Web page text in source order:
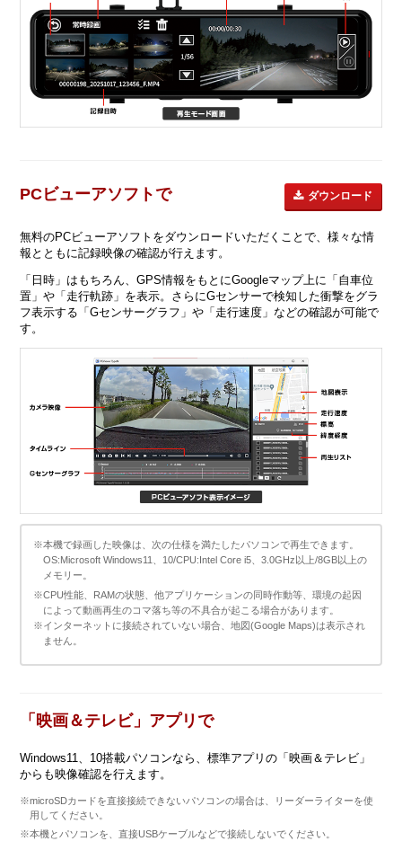
PCビューアソフトで ダウンロード
無料のPCビューアソフトをダウンロードいただくことで、様々な情
報とともに記録映像の確認が行えます。
「日時」はもちろん、GPS情報をもとにGoogleマップ上に「自車位
置」や「走行軌跡」を表示。さらにGセンサーで検知した衝撃をグラ
フ表示する「Gセンサーグラフ」や「走行速度」などの確認が可能で
す。
※本機で録画した映像は、次の仕様を満たしたパソコンで再生できます。
OS:Microsoft Windows11、10/CPU:Intel Core i5、3.0GHz以上/8GB以上の
メモリー。
※CPU性能、RAMの状態、他アプリケーションの同時作動等、環境の起因
によって動画再生のコマ落ち等の不具合が起こる場合があります。
※インターネットに接続されていない場合、地図(Google Maps)は表示され
ません。
「映画＆テレビ」アプリで
Windows11、10搭載パソコンなら、標準アプリの「映画＆テレビ」
からも映像確認を行えます。
※microSDカードを直接接続できないパソコンの場合は、リーダーライターを使
用してください。
※本機とパソコンを、直接USBケーブルなどで接続しないでください。